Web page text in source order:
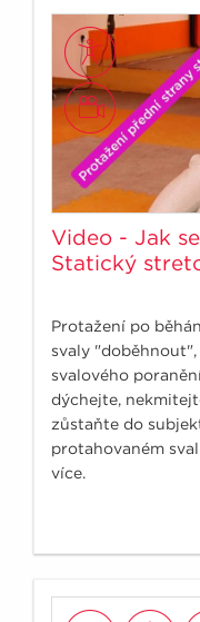
Video - Jak
Statický
Protažení po
svaly
svalového
dýchejte,
zůstaňte do
protahovaném
více.